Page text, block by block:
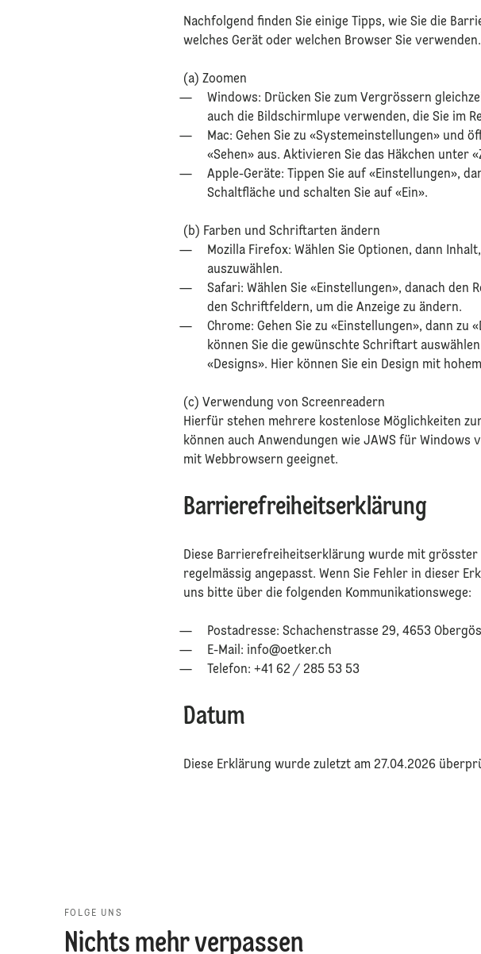
⁠⁠Nachfolgend finden Sie einige Tipps, wie Sie die
welches Gerät oder welchen Browser Sie verwenden.
⁠(a) Zoomen
⁠⁠Windows: Drücken Sie zum Vergrössern
auch die Bildschirmlupe verwenden, die Sie im
⁠⁠Mac: Gehen Sie zu «Systemeinstellungen» und
«Sehen» aus. Aktivieren Sie das Häkchen unter
⁠⁠Apple-Geräte: Tippen Sie auf «Einstellungen»,
Schaltfläche und schalten Sie auf «Ein».
⁠⁠⁠⁠(b) Farben und Schriftarten ändern
⁠⁠Mozilla Firefox: Wählen Sie Optionen, dann
auszuwählen.
⁠⁠Safari: Wählen Sie «Einstellungen», danach den
den Schriftfeldern, um die Anzeige zu ändern.
⁠⁠Chrome: Gehen Sie zu «Einstellungen», dann
können Sie die gewünschte Schriftart
«Designs». Hier können Sie ein Design mit
⁠(c) Verwendung von Screenreadern
⁠Hierfür stehen mehrere kostenlose Möglichkeiten
können auch Anwendungen wie JAWS für
mit Webbrowsern geeignet.
Barrierefreiheitserklärung
⁠Diese Barrierefreiheitserklärung wurde mit
regelmässig angepasst. Wenn Sie Fehler in dieser
uns bitte über die folgenden Kommunikationswege:
Postadresse: Schachenstrasse 29, 4653
E-Mail: info@oetker.ch
⁠⁠Telefon: +41 62 / 285 53 53
⁠Datum
Diese Erklärung wurde zuletzt am 27.04.2026
FOLGE UNS
Nichts mehr verpassen